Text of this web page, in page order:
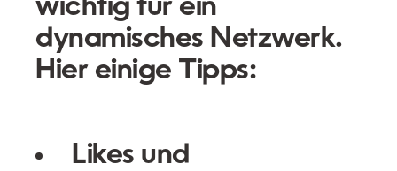
wichtig für ein
dynamisches Netzwerk.
Hier einige Tipps:
Likes und